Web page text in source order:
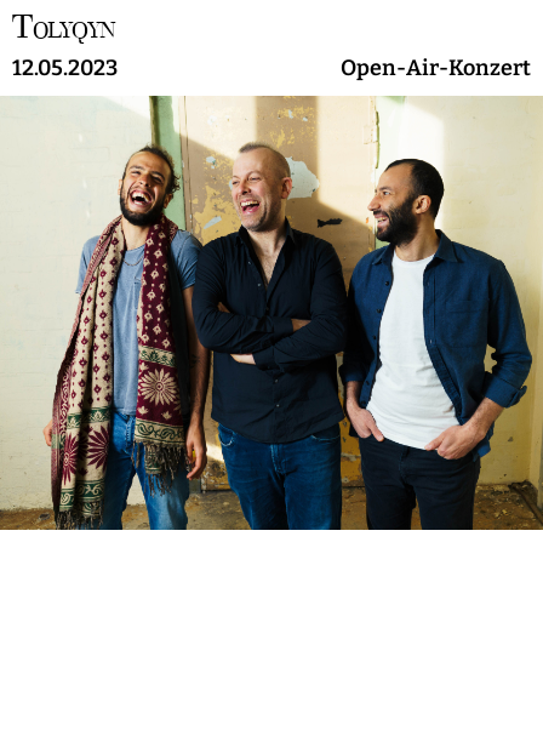
TOLYQYN
12.05.2023 Open-Air-Konzert